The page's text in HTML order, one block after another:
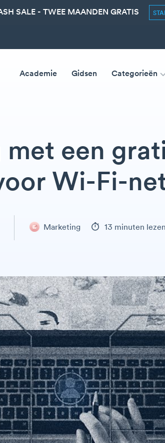
SALE - TWEE MAANDEN GRATIS
Academie Gidsen Categorieën
met een
Wi-Fi-
Marketing 13 minuten lezen